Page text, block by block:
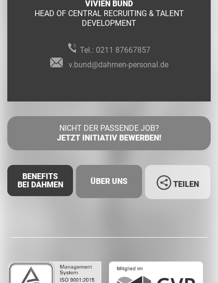
VIVIEN BUND
HEAD OF CENTRAL RECRUITING & TALENT
DEVELOPMENT
Tel.: 0211 87667857
v.bund@dahmen-personal.de
NICHT DER PASSENDE JOB?
JETZT INITIATIV BEWERBEN!
BENEFITS
BEI DAHMEN
ÜBER UNS TEILEN